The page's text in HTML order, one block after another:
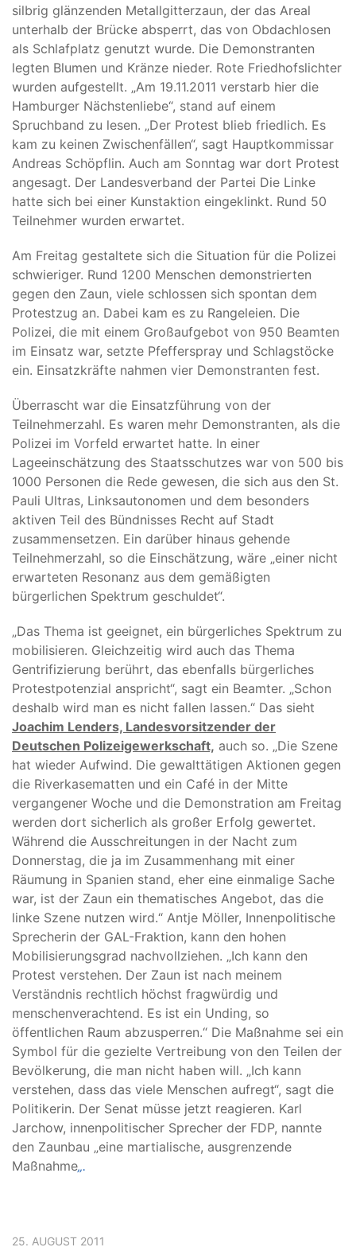
silbrig glänzenden Metallgitterzaun, der das Areal
unterhalb der Brücke absperrt, das von Obdachlosen
als Schlafplatz genutzt wurde. Die Demonstranten
legten Blumen und Kränze nieder. Rote Friedhofslichter
wurden aufgestellt. „Am 19.11.2011 verstarb hier die
Hamburger Nächstenliebe“, stand auf einem
Spruchband zu lesen. „Der Protest blieb friedlich. Es
kam zu keinen Zwischenfällen“, sagt Hauptkommissar
Andreas Schöpflin. Auch am Sonntag war dort Protest
angesagt. Der Landesverband der Partei Die Linke
hatte sich bei einer Kunstaktion eingeklinkt. Rund 50
Teilnehmer wurden erwartet.
Am Freitag gestaltete sich die Situation für die Polizei
schwieriger. Rund 1200 Menschen demonstrierten
gegen den Zaun, viele schlossen sich spontan dem
Protestzug an. Dabei kam es zu Rangeleien. Die
Polizei, die mit einem Großaufgebot von 950 Beamten
im Einsatz war, setzte Pfefferspray und Schlagstöcke
ein. Einsatzkräfte nahmen vier Demonstranten fest.
Überrascht war die Einsatzführung von der
Teilnehmerzahl. Es waren mehr Demonstranten, als die
Polizei im Vorfeld erwartet hatte. In einer
Lageeinschätzung des Staatsschutzes war von 500 bis
1000 Personen die Rede gewesen, die sich aus den St.
Pauli Ultras, Linksautonomen und dem besonders
aktiven Teil des Bündnisses Recht auf Stadt
zusammensetzen. Ein darüber hinaus gehende
Teilnehmerzahl, so die Einschätzung, wäre „einer nicht
erwarteten Resonanz aus dem gemäßigten
bürgerlichen Spektrum geschuldet“.
„Das Thema ist geeignet, ein bürgerliches Spektrum zu
mobilisieren. Gleichzeitig wird auch das Thema
Gentrifizierung berührt, das ebenfalls bürgerliches
Protestpotenzial anspricht“, sagt ein Beamter. „Schon
deshalb wird man es nicht fallen lassen.“ Das sieht
Joachim Lenders, Landesvorsitzender der
Deutschen Polizeigewerkschaft, auch so. „Die Szene
hat wieder Aufwind. Die gewalttätigen Aktionen gegen
die Riverkasematten und ein Café in der Mitte
vergangener Woche und die Demonstration am Freitag
werden dort sicherlich als großer Erfolg gewertet.
Während die Ausschreitungen in der Nacht zum
Donnerstag, die ja im Zusammenhang mit einer
Räumung in Spanien stand, eher eine einmalige Sache
war, ist der Zaun ein thematisches Angebot, das die
linke Szene nutzen wird.“ Antje Möller, Innenpolitische
Sprecherin der GAL-Fraktion, kann den hohen
Mobilisierungsgrad nachvollziehen. „Ich kann den
Protest verstehen. Der Zaun ist nach meinem
Verständnis rechtlich höchst fragwürdig und
menschenverachtend. Es ist ein Unding, so
öffentlichen Raum abzusperren.“ Die Maßnahme sei ein
Symbol für die gezielte Vertreibung von den Teilen der
Bevölkerung, die man nicht haben will. „Ich kann
verstehen, dass das viele Menschen aufregt“, sagt die
Politikerin. Der Senat müsse jetzt reagieren. Karl
Jarchow, innenpolitischer Sprecher der FDP, nannte
den Zaunbau „eine martialische, ausgrenzende
Maßnahme„.
25. AUGUST 2011